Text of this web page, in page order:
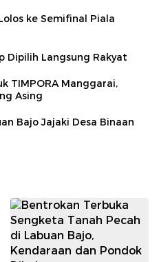
ke Semifinal Piala
Dipilih Langsung Rakyat
TIMPORA Manggarai,
Asing
Bajo Jajaki Desa Binaan